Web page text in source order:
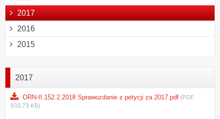
2017
2016
2015
2017
ORN-II.152.2.2018 Sprawozdanie z petycji za 2017.pdf (PDF,
933.73 KB)